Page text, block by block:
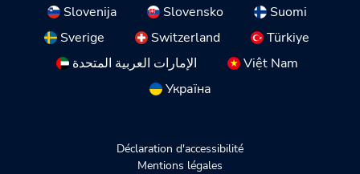
Slovenija
Slovensko
Suomi
Sverige
Switzerland
Türkiye
الإمارات العربية المتحدة
Việt Nam
Україна
Déclaration d'accessibilité
Mentions légales